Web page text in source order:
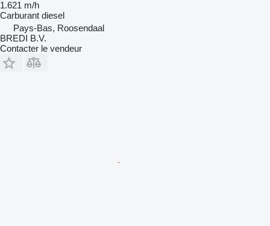
1.621 m/h
Carburant diesel
Pays-Bas, Roosendaal
BREDI B.V.
Contacter le vendeur